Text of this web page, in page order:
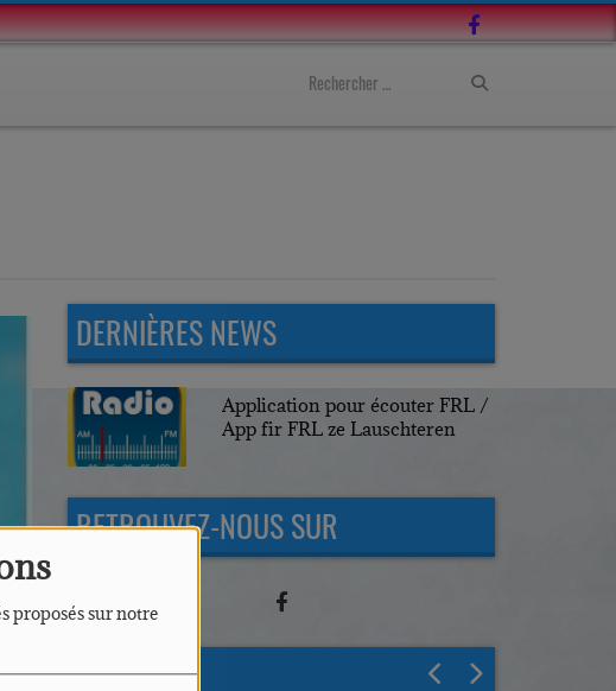
proposés sur notre
DERNIÈRES NEWS
Application pour écouter FRL /
App fir FRL ze Lauschteren
RETROUVEZ-NOUS SUR
L'ÉQUIPE